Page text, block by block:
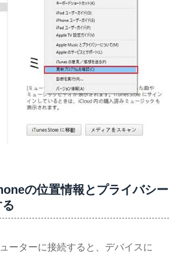
の位置情報とプライバシー
ーターに接続すると、デバイスに